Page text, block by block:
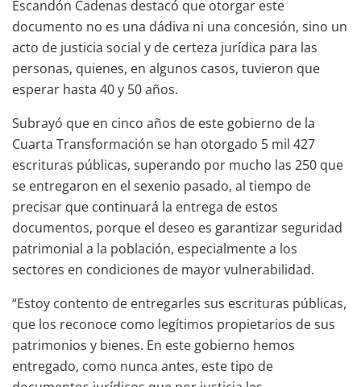
Escandón Cadenas destacó que otorgar este
documento no es una dádiva ni una concesión, sino un
acto de justicia social y de certeza jurídica para las
personas, quienes, en algunos casos, tuvieron que
esperar hasta 40 y 50 años.
Subrayó que en cinco años de este gobierno de la
Cuarta Transformación se han otorgado 5 mil 427
escrituras públicas, superando por mucho las 250 que
se entregaron en el sexenio pasado, al tiempo de
precisar que continuará la entrega de estos
documentos, porque el deseo es garantizar seguridad
patrimonial a la población, especialmente a los
sectores en condiciones de mayor vulnerabilidad.
“Estoy contento de entregarles sus escrituras públicas,
que los reconoce como legítimos propietarios de sus
patrimonios y bienes. En este gobierno hemos
entregado, como nunca antes, este tipo de